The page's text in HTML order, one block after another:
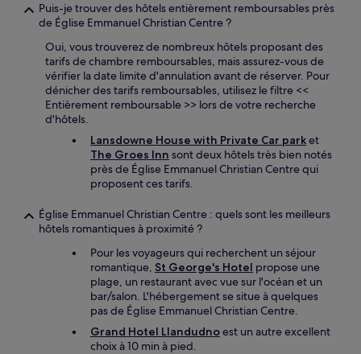
Puis-je trouver des hôtels entièrement remboursables près
de Église Emmanuel Christian Centre ?
Oui, vous trouverez de nombreux hôtels proposant des
tarifs de chambre remboursables, mais assurez-vous de
vérifier la date limite d'annulation avant de réserver. Pour
dénicher des tarifs remboursables, utilisez le filtre <<
Entièrement remboursable >> lors de votre recherche
d'hôtels.
Lansdowne House with Private Car parket
The Groes Inn sont deux hôtels très bien notés
près de Église Emmanuel Christian Centre qui
proposent ces tarifs.
Église Emmanuel Christian Centre : quels sont les meilleurs
hôtels romantiques à proximité ?
Pour les voyageurs qui recherchent un séjour
romantique, St George's Hotel propose une
plage, un restaurant avec vue sur l'océan et un
bar/salon. L'hébergement se situe à quelques
pas de Église Emmanuel Christian Centre.
Grand Hotel Llandudnoest un autre excellent
choix à 10 min à pied.